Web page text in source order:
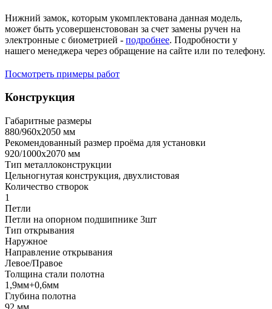
Нижний замок, которым укомплектована данная модель,
может быть усовершенстовован за счет замены ручен на
электронные с биометрией - подробнее. Подробности у
нашего менеджера через обращение на сайте или по телефону.
Посмотреть примеры работ
Конструкция
Габаритные размеры
880/960х2050 мм
Рекомендованный размер проёма для установки
920/1000х2070 мм
Тип металлоконструкции
Цельногнутая конструкция, двухлистовая
Количество створок
1
Петли
Петли на опорном подшипнике 3шт
Тип открывания
Наружное
Направление открывания
Левое/Правое
Толщина стали полотна
1,9мм+0,6мм
Глубина полотна